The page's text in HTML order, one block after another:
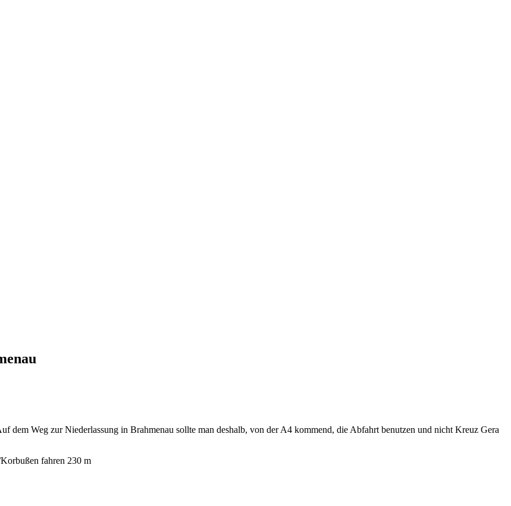
dem Weg zur Niederlassung in Brahmenau sollte man deshalb, von der A4 kommend, die Abfahrt benutzen und nicht Kreuz Gera
fahren 230 m